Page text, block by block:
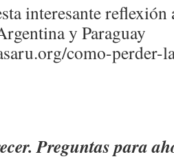
interesante reflexión
y Paraguay
como-perder-
Preguntas para